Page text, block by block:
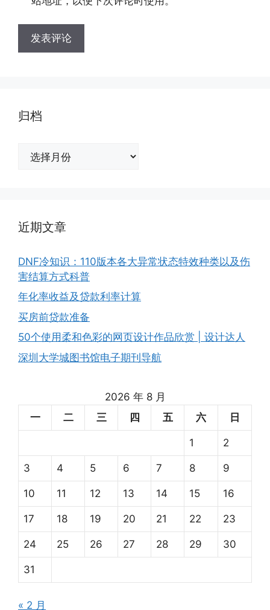
归档
近期文章
DNF冷知识：110版本各大异常状态特效种类以及伤
害结算方式科普
年化率收益及贷款利率计算
买房前贷款准备
50个使用柔和色彩的网页设计作品欣赏 | 设计达人
深圳大学城图书馆电子期刊导航
2026 年 8 月
一
二 三 四 五 六 日
1 2
3 4 5 6 7 8 9
10 11 12 13 14 15 16
17 18 19 20 21 22 23
24 25 26 27 28 29 30
31
« 2 月